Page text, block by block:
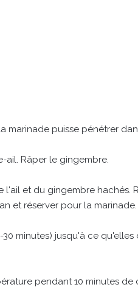
marinade puisse pénétrer
ail. Râper le gingembre.
l'ail et du gingembre hachés.
et réserver pour la marinade.
minutes) jusqu'à ce qu'elles
pendant 10 minutes de